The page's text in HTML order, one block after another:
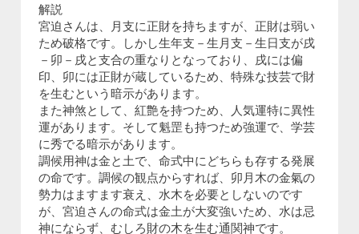
解説
宮迫さんは、月支に正財を持ちますが、正財は弱い
ため破格です。しかし生年支－生月支－生日支が戌
－卯－戌と支合の重なりとなっており、戌には偏
印、卯には正財が蔵しているため、特殊な技芸で財
を生むという暗示があります。
また神煞として、紅艶を持つため、人気運特に異性
運があります。そして魁罡も持つため強運で、学芸
に秀でる暗示があります。
調候用神は金と土で、命式中にどちらも存する発展
の命です。調候の観点からすれば、卯月木の金氣の
勢力はますます衰え、水木を必要としないのです
が、宮迫さんの命式は金土が大変強いため、水は忌
神にならず、むしろ財の木を生む通関神です。